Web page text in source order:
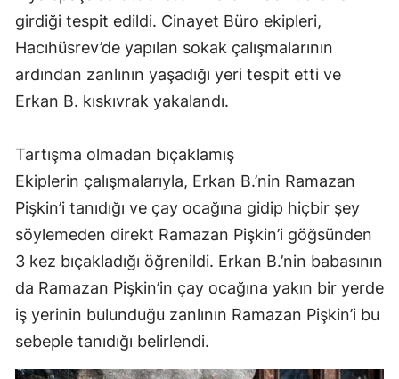
girdiği tespit edildi. Cinayet Büro ekipleri,
Hacıhüsrev’de yapılan sokak çalışmalarının
ardından zanlının yaşadığı yeri tespit etti ve
Erkan B. kıskıvrak yakalandı.
Tartışma olmadan bıçaklamış
Ekiplerin çalışmalarıyla, Erkan B.’nin Ramazan
Pişkin’i tanıdığı ve çay ocağına gidip hiçbir şey
söylemeden direkt Ramazan Pişkin’i göğsünden
3 kez bıçakladığı öğrenildi. Erkan B.’nin babasının
da Ramazan Pişkin’in çay ocağına yakın bir yerde
iş yerinin bulunduğu zanlının Ramazan Pişkin’i bu
sebeple tanıdığı belirlendi.